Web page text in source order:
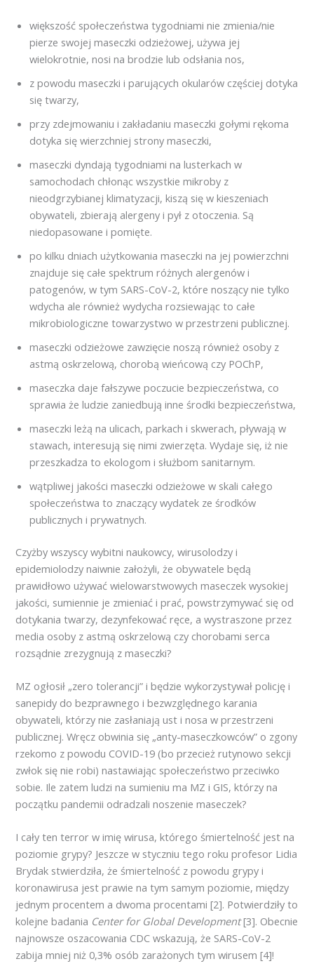
większość społeczeństwa tygodniami nie zmienia/nie
pierze swojej maseczki odzieżowej, używa jej
wielokrotnie, nosi na brodzie lub odsłania nos,
z powodu maseczki i parujących okularów częściej dotyka
się twarzy,
przy zdejmowaniu i zakładaniu maseczki gołymi rękoma
dotyka się wierzchniej strony maseczki,
maseczki dyndają tygodniami na lusterkach w
samochodach chłonąc wszystkie mikroby z
nieodgrzybianej klimatyzacji, kiszą się w kieszeniach
obywateli, zbierają alergeny i pył z otoczenia. Są
niedopasowane i pomięte.
po kilku dniach użytkowania maseczki na jej powierzchni
znajduje się całe spektrum różnych alergenów i
patogenów, w tym SARS-CoV-2, które noszący nie tylko
wdycha ale również wydycha rozsiewając to całe
mikrobiologiczne towarzystwo w przestrzeni publicznej.
maseczki odzieżowe zawzięcie noszą również osoby z
astmą oskrzelową, chorobą wieńcową czy POChP,
maseczka daje fałszywe poczucie bezpieczeństwa, co
sprawia że ludzie zaniedbują inne środki bezpieczeństwa,
maseczki leżą na ulicach, parkach i skwerach, pływają w
stawach, interesują się nimi zwierzęta. Wydaje się, iż nie
przeszkadza to ekologom i służbom sanitarnym.
wątpliwej jakości maseczki odzieżowe w skali całego
społeczeństwa to znaczący wydatek ze środków
publicznych i prywatnych.
Czyżby wszyscy wybitni naukowcy, wirusolodzy i
epidemiolodzy naiwnie założyli, że obywatele będą
prawidłowo używać wielowarstwowych maseczek wysokiej
jakości, sumiennie je zmieniać i prać, powstrzymywać się od
dotykania twarzy, dezynfekować ręce, a wystraszone przez
media osoby z astmą oskrzelową czy chorobami serca
rozsądnie zrezygnują z maseczki?
MZ ogłosił „zero tolerancji” i będzie wykorzystywał policję i
sanepidy do bezprawnego i bezwzględnego karania
obywateli, którzy nie zasłaniają ust i nosa w przestrzeni
publicznej. Wręcz obwinia się „anty-maseczkowców” o zgony
rzekomo z powodu COVID-19 (bo przecież rutynowo sekcji
zwłok się nie robi) nastawiając społeczeństwo przeciwko
sobie. Ile zatem ludzi na sumieniu ma MZ i GIS, którzy na
początku pandemii odradzali noszenie maseczek?
I cały ten terror w imię wirusa, którego śmiertelność jest na
poziomie grypy? Jeszcze w styczniu tego roku profesor Lidia
Brydak stwierdziła, że śmiertelność z powodu grypy i
koronawirusa jest prawie na tym samym poziomie, między
jednym procentem a dwoma procentami [2]. Potwierdziły to
kolejne badania Center for Global Development[3]. Obecnie
najnowsze oszacowania CDC wskazują, że SARS-CoV-2
zabija mniej niż 0,3% osób zarażonych tym wirusem [4]!